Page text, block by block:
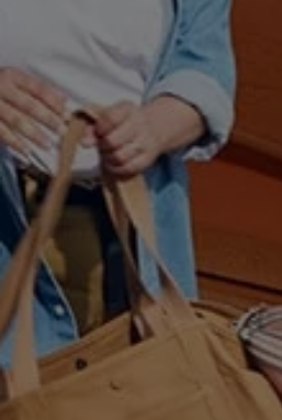
Rückblick VW Bus
75 Jahre Bulli Jubiläum
Bulli Magazin
Fahrzeugabholung ab
Uptime